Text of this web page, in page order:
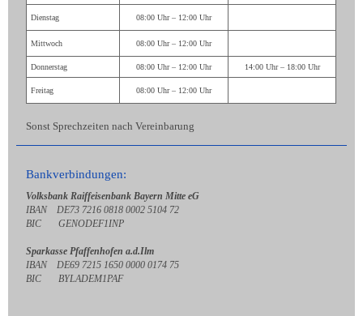
Dienstag 08:00 Uhr – 12:00 Uhr
Mittwoch 08:00 Uhr – 12:00 Uhr
Donnerstag 08:00 Uhr – 12:00 Uhr 14:00 Uhr – 18:00 Uhr
Freitag 08:00 Uhr – 12:00 Uhr
Sonst Sprechzeiten nach Vereinbarung
Bankverbindungen:
Volksbank Raiffeisenbank Bayern Mitte eG
IBAN DE73 7216 0818 0002 5104 72
BIC GENODEF1INP
Sparkasse Pfaffenhofen a.d.Ilm
IBAN DE69 7215 1650 0000 0174 75
BIC BYLADEM1PAF